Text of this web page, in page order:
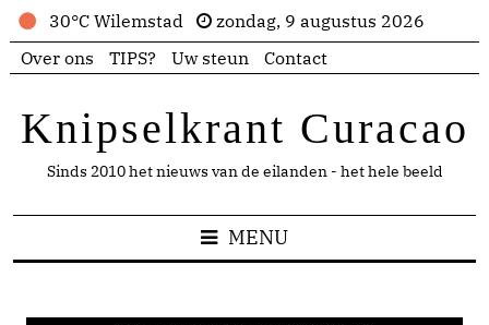
30°C Wilemstad
zondag, 9 augustus 2026
Over ons
TIPS? Uw steun Contact
Knipselkrant Curacao
Sinds 2010 het nieuws van de eilanden - het hele beeld
MENU